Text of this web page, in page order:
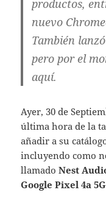
productos,
nuevo
También
pero por el
aquí.
Ayer, 30 de
última hora de la
añadir a su
incluyendo como
llamadoNest
Google Pixel 4a 5G